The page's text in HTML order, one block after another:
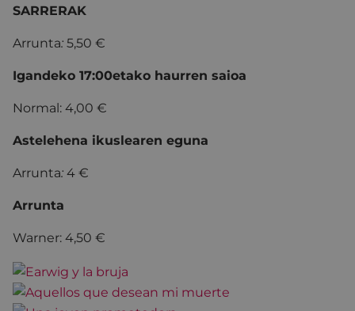
SARRERAK
Arrunta: 5,50 €
Igandeko 17:00etako haurren saioa
Normal: 4,00 €
Astelehena ikuslearen eguna
Arrunta: 4 €
Arrunta
Warner: 4,50 €